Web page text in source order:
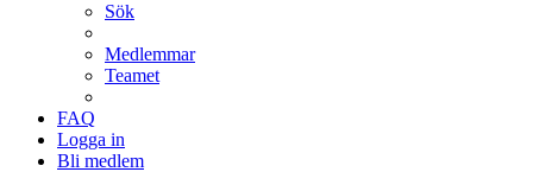
Sök
Medlemmar
Teamet
FAQ
Logga in
Bli medlem